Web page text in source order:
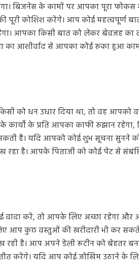
बिजनेस के कामों पर आपका पूरा फोकस
पूरी कोशिश करेंगे। आप कोई महत्वपूर्ण
आपका किसी बात को लेकर बेवजह का
का आशीर्वाद से आपका कोई रुका हुआ
को धन उधार दिया था, तो वह आपको
कार्यों के प्रति आपका काफी रुझान रहेगा,
है। यदि आपको कोई शुभ सूचना सुनने
रहा है। आपके पिताजी को कोई पेट से
वादा करें, तो आपके लिए अच्छा रहेगा
आप कुछ वस्तुओं की खरीदारी भी कर
रही है। आप अपने डेली रूटीन को बेहतर
करेंगे। यदि आप कोई जोखिम उठाने के